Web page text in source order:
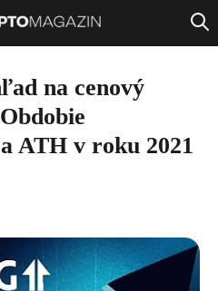
na cenový
ATH v roku 2021